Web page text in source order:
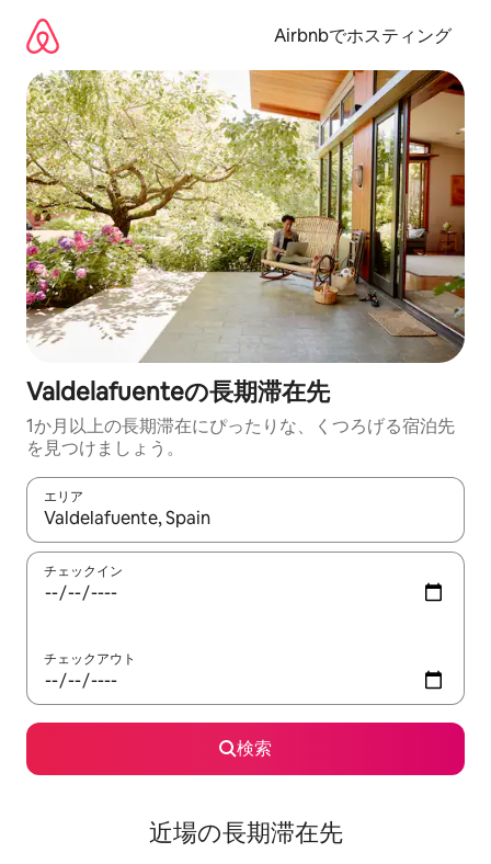
Airbnbでホスティング
Valdelafuenteの長期滞在先
1か月以上の長期滞在にぴったりな、くつろげる宿泊先
を見つけましょう。
エリア
検索結果が表示されたら、上下の矢印キーを使って移動するか
チェックイン
チェックアウト
検索
近場の長期滞在先